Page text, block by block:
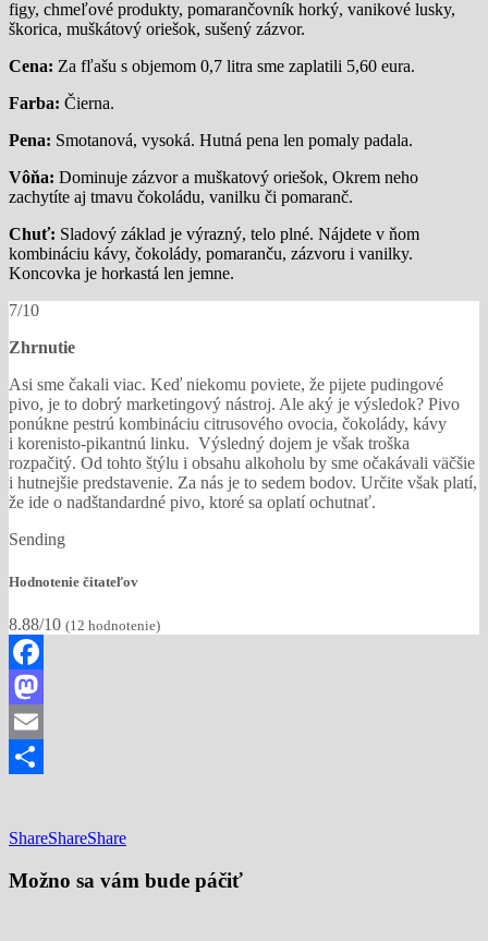
figy, chmeľové produkty, pomarančovník horký, vanikové lusky,
škorica, muškátový oriešok, sušený zázvor.
Cena: Za fľašu s objemom 0,7 litra sme zaplatili 5,60 eura.
Farba: Čierna.
Pena: Smotanová, vysoká. Hutná pena len pomaly padala.
Vôňa: Dominuje zázvor a muškatový oriešok, Okrem neho
zachytíte aj tmavu čokoládu, vanilku či pomaranč.
Chuť: Sladový základ je výrazný, telo plné. Nájdete v ňom
kombináciu kávy, čokolády, pomaranču, zázvoru i vanilky.
Koncovka je horkastá len jemne.
7/10
Zhrnutie
Asi sme čakali viac. Keď niekomu poviete, že pijete pudingové
pivo, je to dobrý marketingový nástroj. Ale aký je výsledok? Pivo
ponúkne pestrú kombináciu citrusového ovocia, čokolády, kávy
i korenisto-pikantnú linku. Výsledný dojem je však troška
rozpačitý. Od tohto štýlu i obsahu alkoholu by sme očakávali väčšie
i hutnejšie predstavenie. Za nás je to sedem bodov. Určite však platí,
že ide o nadštandardné pivo, ktoré sa oplatí ochutnať.
Sending
Hodnotenie čitateľov
8.88/10 (12 hodnotenie)
Facebook
Mastodon
Email
ShareShareShare
Možno sa vám bude páčiť